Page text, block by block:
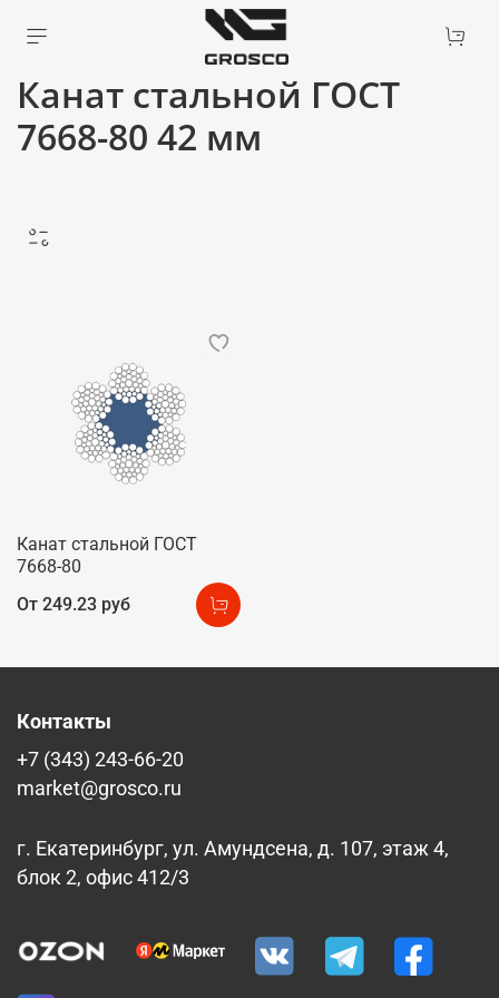
Канат стальной ГОСТ
7668-80 42 мм
Канат стальной ГОСТ
7668-80
От 249.23 руб
Контакты
+7 (343) 243-66-20
market@grosco.ru
г. Екатеринбург, ул. Амундсена, д. 107, этаж 4,
блок 2, офис 412/3